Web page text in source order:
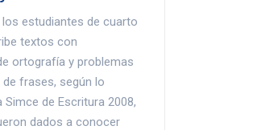
estudiantes de cuarto
textos con
ortografía y problemas
frases, según lo
de Escritura 2008,
dados a conocer